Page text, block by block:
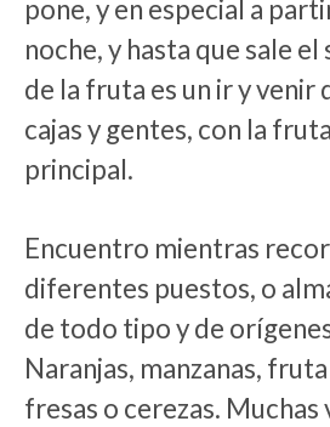
pone, y en especial a
noche, y hasta que sale
de la fruta es un ir y venir
cajas y gentes, con la
principal.
Encuentro mientras
diferentes puestos, o
de todo tipo y de
Naranjas, manzanas,
fresas o cerezas. Muchas